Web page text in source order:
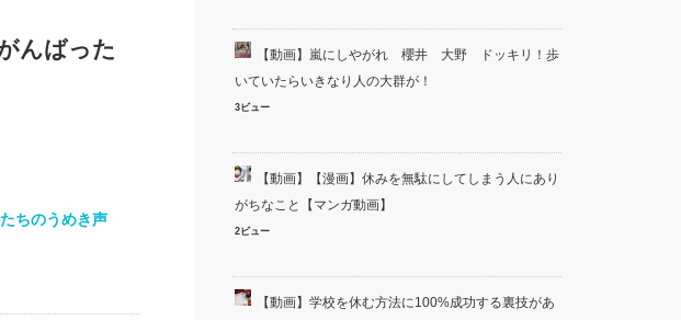
んばった
ちのうめき声
【動画】嵐にしやがれ 櫻井 大野 ドッキリ！歩
いていたらいきなり人の大群が！
3ビュー
【動画】【漫画】休みを無駄にしてしまう人にあり
がちなこと【マンガ動画】
2ビュー
【動画】学校を休む方法に100%成功する裏技があ